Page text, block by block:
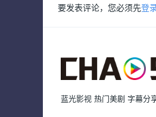
要发表评论，您必须先登
蓝光影视 热门美剧 字幕分